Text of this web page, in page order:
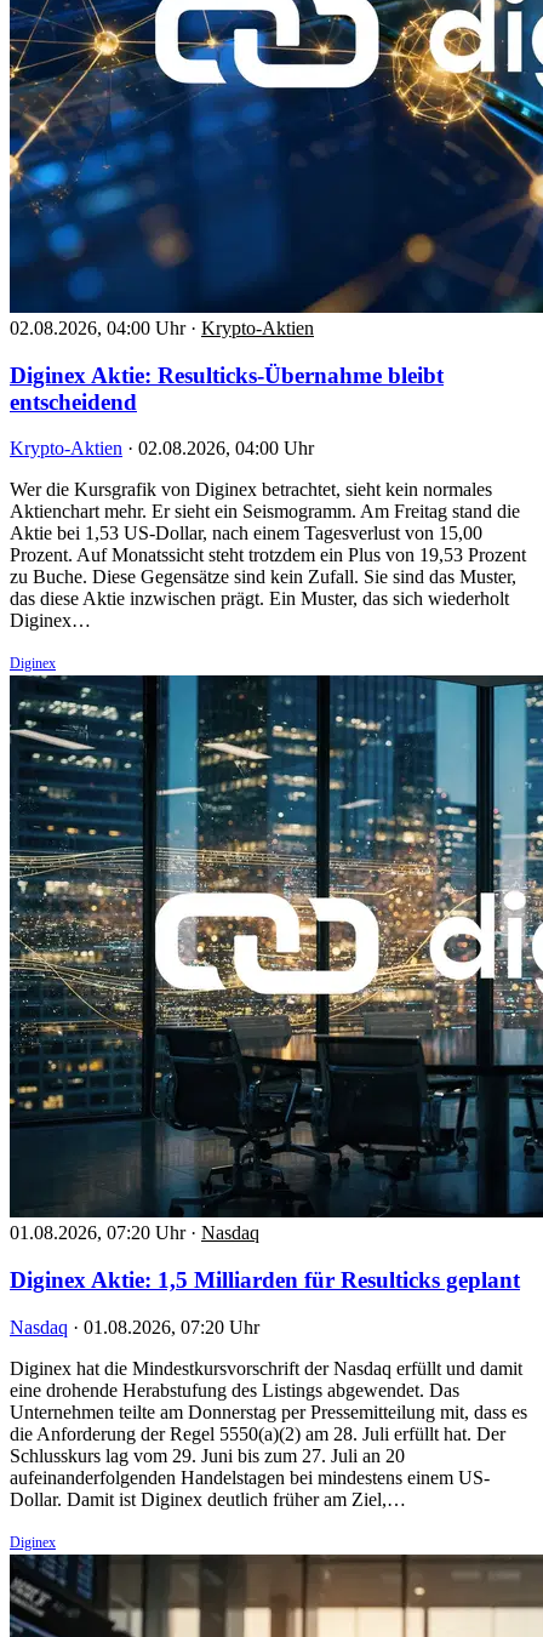
02.08.2026, 04:00 Uhr · Krypto-Aktien
Diginex Aktie: Resulticks-Übernahme bleibt
entscheidend
Krypto-Aktien · 02.08.2026, 04:00 Uhr
Wer die Kursgrafik von Diginex betrachtet, sieht kein normales
Aktienchart mehr. Er sieht ein Seismogramm. Am Freitag stand die
Aktie bei 1,53 US-Dollar, nach einem Tagesverlust von 15,00
Prozent. Auf Monatssicht steht trotzdem ein Plus von 19,53 Prozent
zu Buche. Diese Gegensätze sind kein Zufall. Sie sind das Muster,
das diese Aktie inzwischen prägt. Ein Muster, das sich wiederholt
Diginex…
Diginex
01.08.2026, 07:20 Uhr · Nasdaq
Diginex Aktie: 1,5 Milliarden für Resulticks geplant
Nasdaq · 01.08.2026, 07:20 Uhr
Diginex hat die Mindestkursvorschrift der Nasdaq erfüllt und damit
eine drohende Herabstufung des Listings abgewendet. Das
Unternehmen teilte am Donnerstag per Pressemitteilung mit, dass es
die Anforderung der Regel 5550(a)(2) am 28. Juli erfüllt hat. Der
Schlusskurs lag vom 29. Juni bis zum 27. Juli an 20
aufeinanderfolgenden Handelstagen bei mindestens einem US-
Dollar. Damit ist Diginex deutlich früher am Ziel,…
Diginex